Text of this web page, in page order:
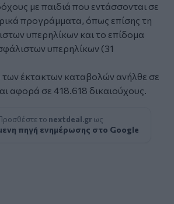
με παιδιά που εντάσσονται σε
προγράμματα, όπως επίσης τη
υπερηλίκων και το επίδομα
υπερηλίκων (31
έκτακτων καταβολών ανήλθε σε
αφορά σε 418.618 δικαιούχους.
το nextdeal.gr ως
πηγή ενημέρωσης στο Google